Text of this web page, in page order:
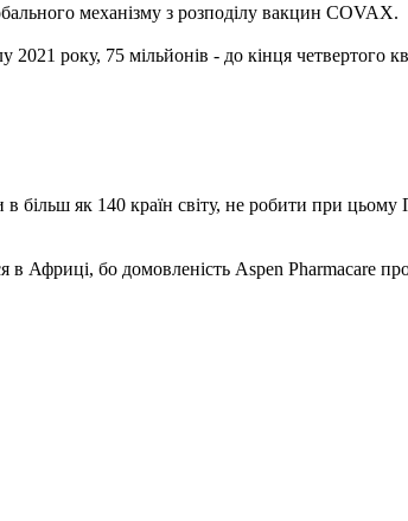
механізму з розподілу вакцин COVAX.
року, 75 мільйонів - до кінця четвертого
як 140 країн світу, не робити при цьому
Африці, бо домовленість Aspen Pharmacare